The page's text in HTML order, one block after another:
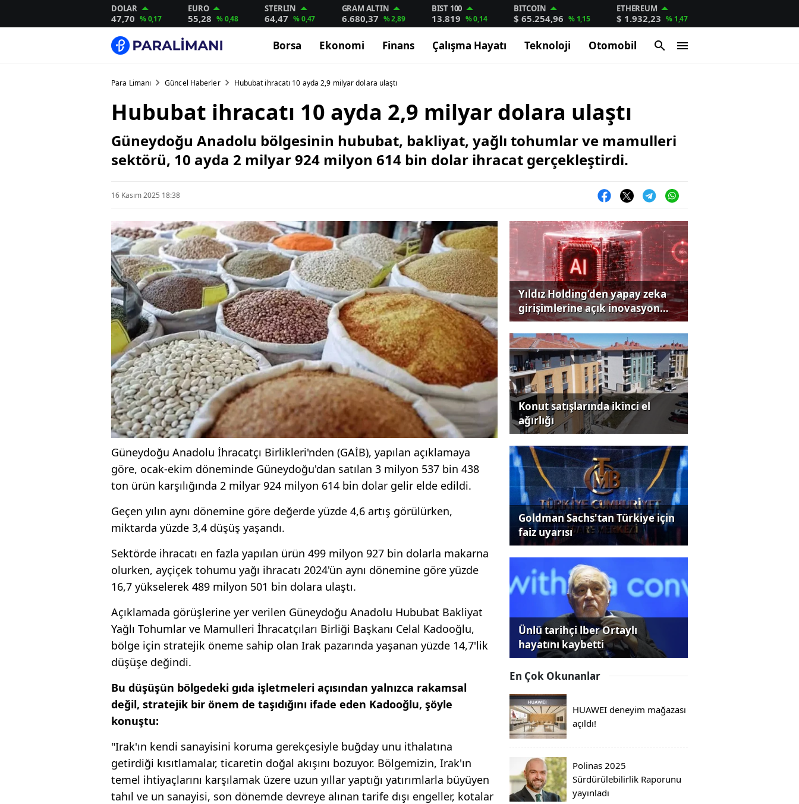
DOLAR
47,70 % 0,17
EURO
55,28 % 0,48
STERLIN
64,47 % 0,47
GRAM ALTIN
6.680,37 % 2,89
BIST 100
13.819 % 0,14
BITCOIN
$ 65.254,96 % 1,15
ETHEREUM
$ 1.932,23 % 1,47
Borsa Ekonomi Finans Çalışma Hayatı Teknoloji Otomobil
Para Limanı Güncel Haberler Hububat ihracatı 10 ayda 2,9 milyar dolara ulaştı
Hububat ihracatı 10 ayda 2,9 milyar dolara ulaştı
Güneydoğu Anadolu bölgesinin hububat, bakliyat, yağlı tohumlar ve mamulleri
sektörü, 10 ayda 2 milyar 924 milyon 614 bin dolar ihracat gerçekleştirdi.
16 Kasım 2025 18:38
Güneydoğu Anadolu İhracatçı Birlikleri'nden (GAİB), yapılan açıklamaya
göre, ocak-ekim döneminde Güneydoğu'dan satılan 3 milyon 537 bin 438
ton ürün karşılığında 2 milyar 924 milyon 614 bin dolar gelir elde edildi.
Geçen yılın aynı dönemine göre değerde yüzde 4,6 artış görülürken,
miktarda yüzde 3,4 düşüş yaşandı.
Sektörde ihracatı en fazla yapılan ürün 499 milyon 927 bin dolarla makarna
olurken, ayçiçek tohumu yağı ihracatı 2024'ün aynı dönemine göre yüzde
16,7 yükselerek 489 milyon 501 bin dolara ulaştı.
Açıklamada görüşlerine yer verilen Güneydoğu Anadolu Hububat Bakliyat
Yağlı Tohumlar ve Mamulleri İhracatçıları Birliği Başkanı Celal Kadooğlu,
bölge için stratejik öneme sahip olan Irak pazarında yaşanan yüzde 14,7'lik
düşüşe değindi.
Bu düşüşün bölgedeki gıda işletmeleri açısından yalnızca rakamsal
değil, stratejik bir önem de taşıdığını ifade eden Kadooğlu, şöyle
konuştu:
"Irak'ın kendi sanayisini koruma gerekçesiyle buğday unu ithalatına
getirdiği kısıtlamalar, ticaretin doğal akışını bozuyor. Bölgemizin, Irak'ın
temel ihtiyaçlarını karşılamak üzere uzun yıllar yaptığı yatırımlarla büyüyen
tahıl ve un sanayisi, son dönemde devreye alınan tarife dışı engeller, kotalar
Yıldız Holding’den yapay zeka
girişimlerine açık inovasyon
çağrısı
Konut satışlarında ikinci el
ağırlığı
Goldman Sachs'tan Türkiye için
faiz uyarısı
Ünlü tarihçi lber Ortaylı
hayatını kaybetti
En Çok Okunanlar
HUAWEI deneyim mağazası
açıldı!
Polinas 2025
Sürdürülebilirlik Raporunu
yayınladı